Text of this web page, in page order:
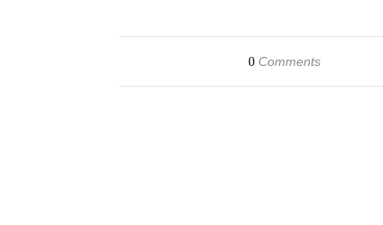
0 Comments